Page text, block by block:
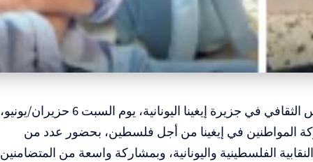
المسار : شهد مركز كابوذيسترياس الثقافي في جزيرة إيغينا اليونانية، يوم السبت 6 حزيران/يونيو،
المواطنين في إيغينا من أجل فلسطين، بحضور عدد من
الفلسطينية واليونانية، وبمشاركة واسعة من المتضامنين